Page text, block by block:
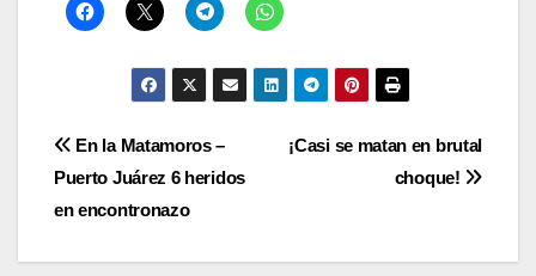
Navegación
de
entradas
¡Casi se matan en brutal
choque!
En la Matamoros –
Puerto Juárez 6 heridos
en encontronazo